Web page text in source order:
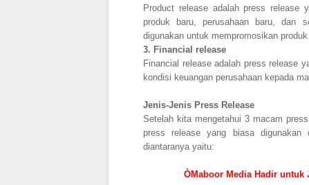
Product release adalah press release
produk baru, perusahaan baru, dan
digunakan untuk mempromosikan
3. Financial release
Financial release adalah press release
kondisi keuangan perusahaan kepada
Jenis-Jenis Press Release
Setelah kita mengetahui 3 macam
press release yang biasa
diantaranya yaitu:
ÒMaboor Media Hadir untuk